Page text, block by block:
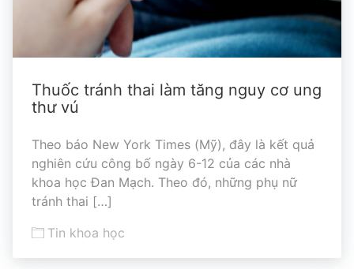
Thuốc tránh thai làm tăng nguy cơ ung
thư vú
Theo báo New York Times (Mỹ), đây là kết quả
nghiên cứu công bố ngày 6-12 của các nhà
khoa học Đan Mạch. Theo đó, những phụ nữ
tránh thai […]
Tin khoa học